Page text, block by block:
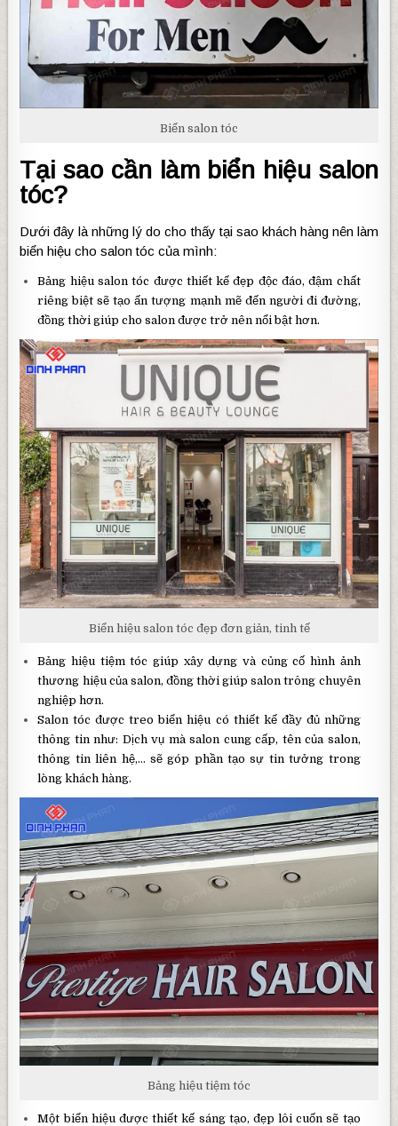
Biển salon tóc
Tại sao cần làm biển hiệu salon
tóc?
Dưới đây là những lý do cho thấy tại sao khách hàng nên làm
biển hiệu cho salon tóc của mình:
Bảng hiệu salon tóc được thiết kế đẹp độc đáo, đậm chất
riêng biệt sẽ tạo ấn tượng mạnh mẽ đến người đi đường,
đồng thời giúp cho salon được trở nên nổi bật hơn.
Biển hiệu salon tóc đẹp đơn giản, tinh tế
Bảng hiệu tiệm tóc giúp xây dựng và củng cố hình ảnh
thương hiệu của salon, đồng thời giúp salon trông chuyên
nghiệp hơn.
Salon tóc được treo biển hiệu có thiết kế đầy đủ những
thông tin như: Dịch vụ mà salon cung cấp, tên của salon,
thông tin liên hệ,… sẽ góp phần tạo sự tin tưởng trong
lòng khách hàng.
Bảng hiệu tiệm tóc
Một biển hiệu được thiết kế sáng tạo, đẹp lôi cuốn sẽ tạo